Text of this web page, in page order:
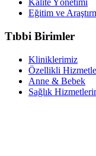
Kalite Yönetimi
Eğitim ve
Tıbbi Birimler
Kliniklerimiz
Özellikli
Anne & Bebek
Sağlık